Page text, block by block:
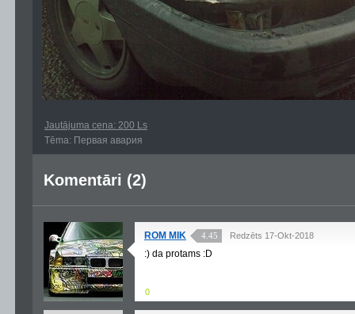
Jautājuma cena: 200 Ls
Tēma: Первая авария
Komentāri (2)
ROM MIK 4.45 Redzēts 17-Okt-2018
:) da protams :D
0